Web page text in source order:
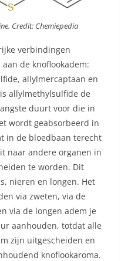
Credit: Chemiepedia
verbindingen
de knoflookadem:
allylmercaptaan en
allylmethylsulfide de
duurt voor die in
wordt geabsorbeerd in
in de bloedbaan terecht
naar andere organen in
te worden. Dit
nieren en longen. Het
via zweten, via de
via de longen adem je
aanhouden, totdat alle
zijn uitgescheiden en
knoflookaroma.